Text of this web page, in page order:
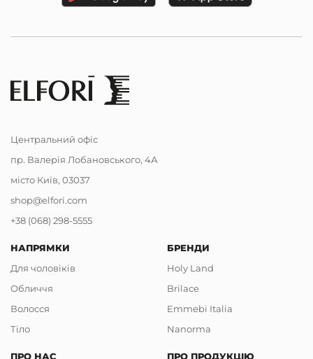
Центральний офіс
пр. Валерія Лобановського, 4А
місто Київ, 03037
shop@elfori.com
+38 (068) 298-5555
НАПРЯМКИ
Для чоловіків
Обличчя
Волосся
Тіло
БРЕНДИ
Holy Land
Brilace
Emmebi Italia
Nanorma
ПРО НАС ПРО ПРОДУКЦІЮ